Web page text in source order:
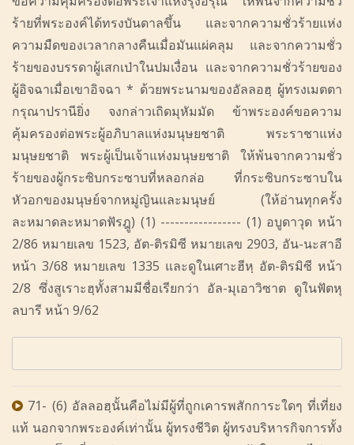
ร้ายที่พระองค์ได้ทรงบันดาลขึ้น และจากความชั่วร้ายแห่ง
ความมืดของเวลากลางคืนเมื่อมันแผ่คลุม และจากความชั่ว
ร้ายของบรรดาผู้เสกเป่าในปมเงื่อน และจากความชั่วร้ายของ
ผู้อิจฉาเมื่อเขาอิจฉา * ด้วยพระนามของอัลลอฮฺ ผู้ทรงเมตตา
กรุณาปรานียิ่ง จงกล่าวเถิดมุหัมมัด ข้าพระองค์ขอความ
คุ้มครองต่อพระผู้อภิบาลแห่งมนุษยชาติ พระราชาแห่ง
มนุษยชาติ พระผู้เป็นเจ้าแห่งมนุษยชาติ ให้พ้นจากความชั่ว
ร้ายของผู้กระซิบกระซาบที่หลอกล่อ ที่กระซิบกระซาบใน
หัวอกของมนุษย์จากหมู่ญินและมนุษย์ (ให้อ่านทุกครั้ง
ละหมาดละหมาดฟัรฎู) (1) ----------------- (1) อบูดาวุด หน้า
2/86 หมายเลข 1523, อัต-ติรมิซี หมายเลข 2903, อัน-นะสาอี
หน้า 3/68 หมายเลข 1335 และดูในเศาะฮีหฺ อัต-ติรมิซี หน้า
2/8 ซึ่งสูเราะฮฺทั้งสามมีชื่อเรียกว่า อัล-มุเอาวิซาต ดูในฟัตหุ
ลบารี หน้า 9/62
71- (6) อัลลอฮฺนั้นคือไม่มีผู้ที่ถูกเคารพสักการะใดๆ ที่เที่ยง
แท้ นอกจากพระองค์เท่านั้น ผู้ทรงชีวิต ผู้ทรงบริหารกิจการทั้ง